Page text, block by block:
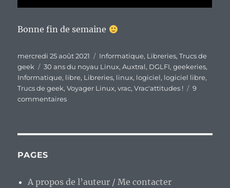
Bonne fin de semaine
Publié
le
mercredi 25 août 2021 Catégories
Informatique, Libreries,Trucs de
geek
Étiquettes
30 ans du noyau Linux,Auxtral, DGLFI,geekeries,
Informatique, libre, Libreries, linux, logiciel, logiciel libre,
Trucs de geek,Voyager Linux,vrac,Vrac'attitudes !
9
commentairessur
PAGES
A propos de l’auteur / Me contacter